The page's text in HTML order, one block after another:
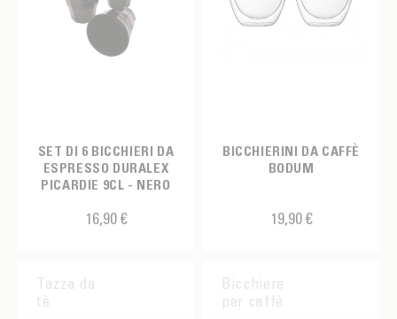
SET DI 6 BICCHIERI DA
ESPRESSO DURALEX
PICARDIE 9CL - NERO
16,90 €
BICCHIERINI DA CAFFÈ
BODUM
19,90 €
Tazza da
tè
Bicchiere
per caffè